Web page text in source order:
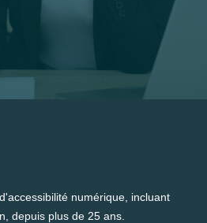
numérique, incluant
depuis plus de 25 ans.